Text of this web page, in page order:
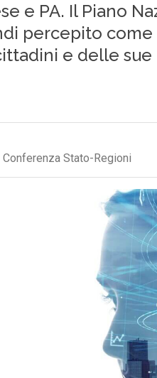
e PA. Il Piano
percepito come
e delle
Stato-Regioni